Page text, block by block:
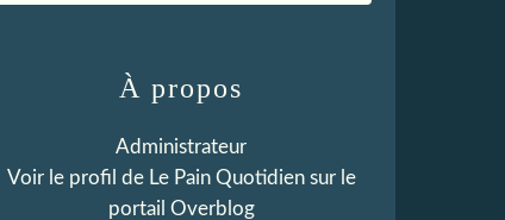
À propos
Administrateur
Voir le profil de Le Pain Quotidiensur le
portail Overblog